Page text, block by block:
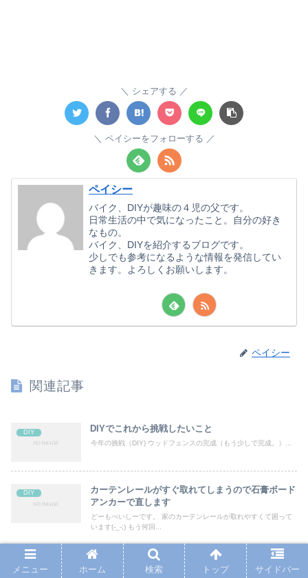
シェアする
ペイシーをフォローする
ペイシー
バイク、DIYが趣味の４児の父です。
日常生活の中で気になったこと。自分の好き
なもの。
バイク、DIYを紹介するブログです。
少しでも参考になるような情報を発信してい
きます。よろしくお願いします。
ペイシー
関連記事
DIY DIYでこれから挑戦したいこと
今年の挑戦（DIY) ウッドフェンスの完成（もう少しで完成。）...
DIY
カーテンレールがすぐ取れてしまうので石膏ボード
アンカーで直します
どーもぺいしーです。 家のカーテンレールが取れやすくて困って
います(-_-;) もう何回...
DIY
15cmブロックに固定金具でウッドフェンス再建し
メニュー ホーム 検索 トップ サイドバー